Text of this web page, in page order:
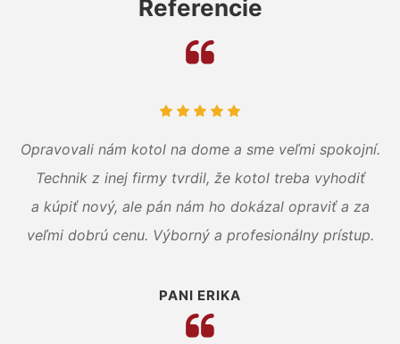
Referencie
Opravovali nám kotol na dome a sme veľmi spokojní.
Technik z inej firmy tvrdil, že kotol treba vyhodiť
a kúpiť nový, ale pán nám ho dokázal opraviť a za
veľmi dobrú cenu. Výborný a profesionálny prístup.
PANI ERIKA